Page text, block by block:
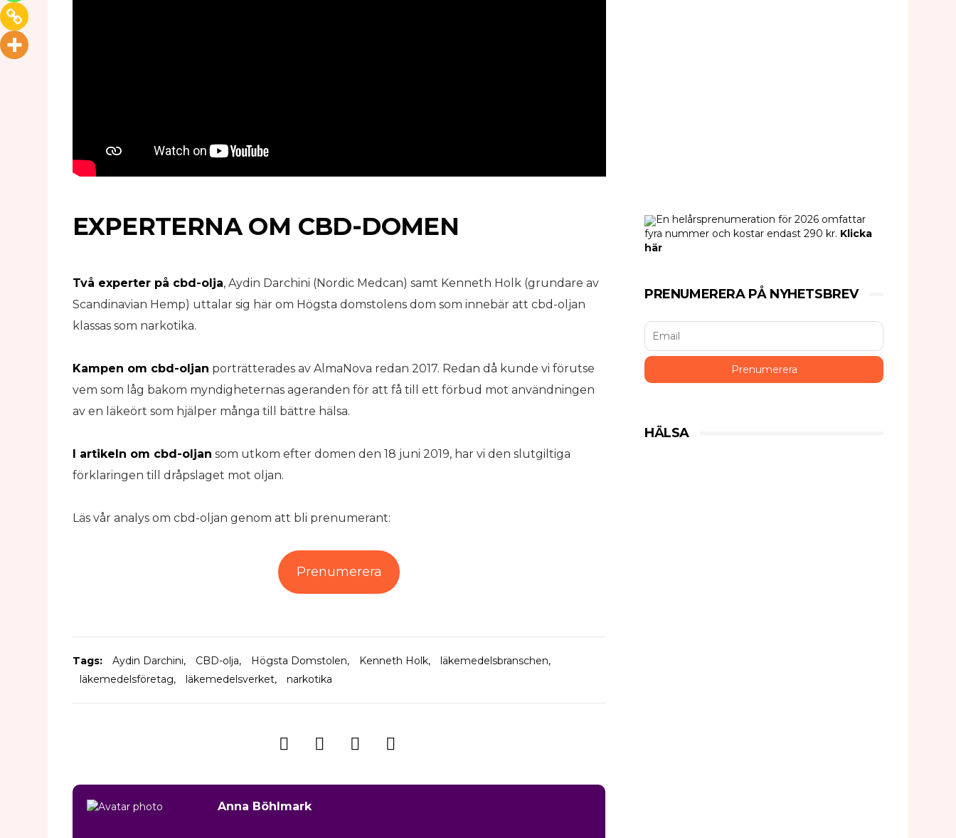
EXPERTERNA OM CBD-DOMEN
Två experter på cbd-olja, Aydin Darchini (Nordic Medcan) samt Kenneth Holk (grundare av
Scandinavian Hemp) uttalar sig här om Högsta domstolens dom som innebär att cbd-oljan
klassas som narkotika.
Kampen om cbd-oljan porträtterades av AlmaNova redan 2017. Redan då kunde vi förutse
vem som låg bakom myndigheternas ageranden för att få till ett förbud mot användningen
av en läkeört som hjälper många till bättre hälsa.
I artikeln om cbd-oljan som utkom efter domen den 18 juni 2019, har vi den slutgiltiga
förklaringen till dråpslaget mot oljan.
Läs vår analys om cbd-oljan genom att bli prenumerant:
Prenumerera
Tags: Aydin Darchini, CBD-olja, Högsta Domstolen, Kenneth Holk, läkemedelsbranschen,
läkemedelsföretag, läkemedelsverket, narkotika
Anna Böhlmark
En helårsprenumeration för 2026 omfattar
fyra nummer och kostar endast 290 kr. Klicka
här
PRENUMERERA PÅ NYHETSBREV
HÄLSA